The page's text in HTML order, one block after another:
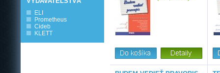
ELI
Prometheus
Cideb
KLETT